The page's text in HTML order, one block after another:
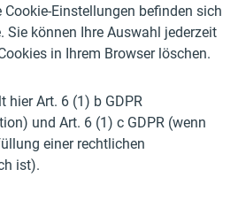
Cookie-Einstellungen befinden sich
Sie können Ihre Auswahl jederzeit
in Ihrem Browser löschen.
hier Art. 6 (1) b GDPR
und Art. 6 (1) c GDPR (wenn
einer rechtlichen
ist).